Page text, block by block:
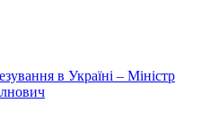
в Україні – Міністр